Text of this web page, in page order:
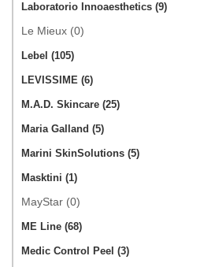
Laboratorio Innoaesthetics (9)
Le Mieux (0)
Lebel (105)
LEVISSIME (6)
M.A.D. Skincare (25)
Maria Galland (5)
Marini SkinSolutions (5)
Masktini (1)
MayStar (0)
ME Line (68)
Medic Control Peel (3)